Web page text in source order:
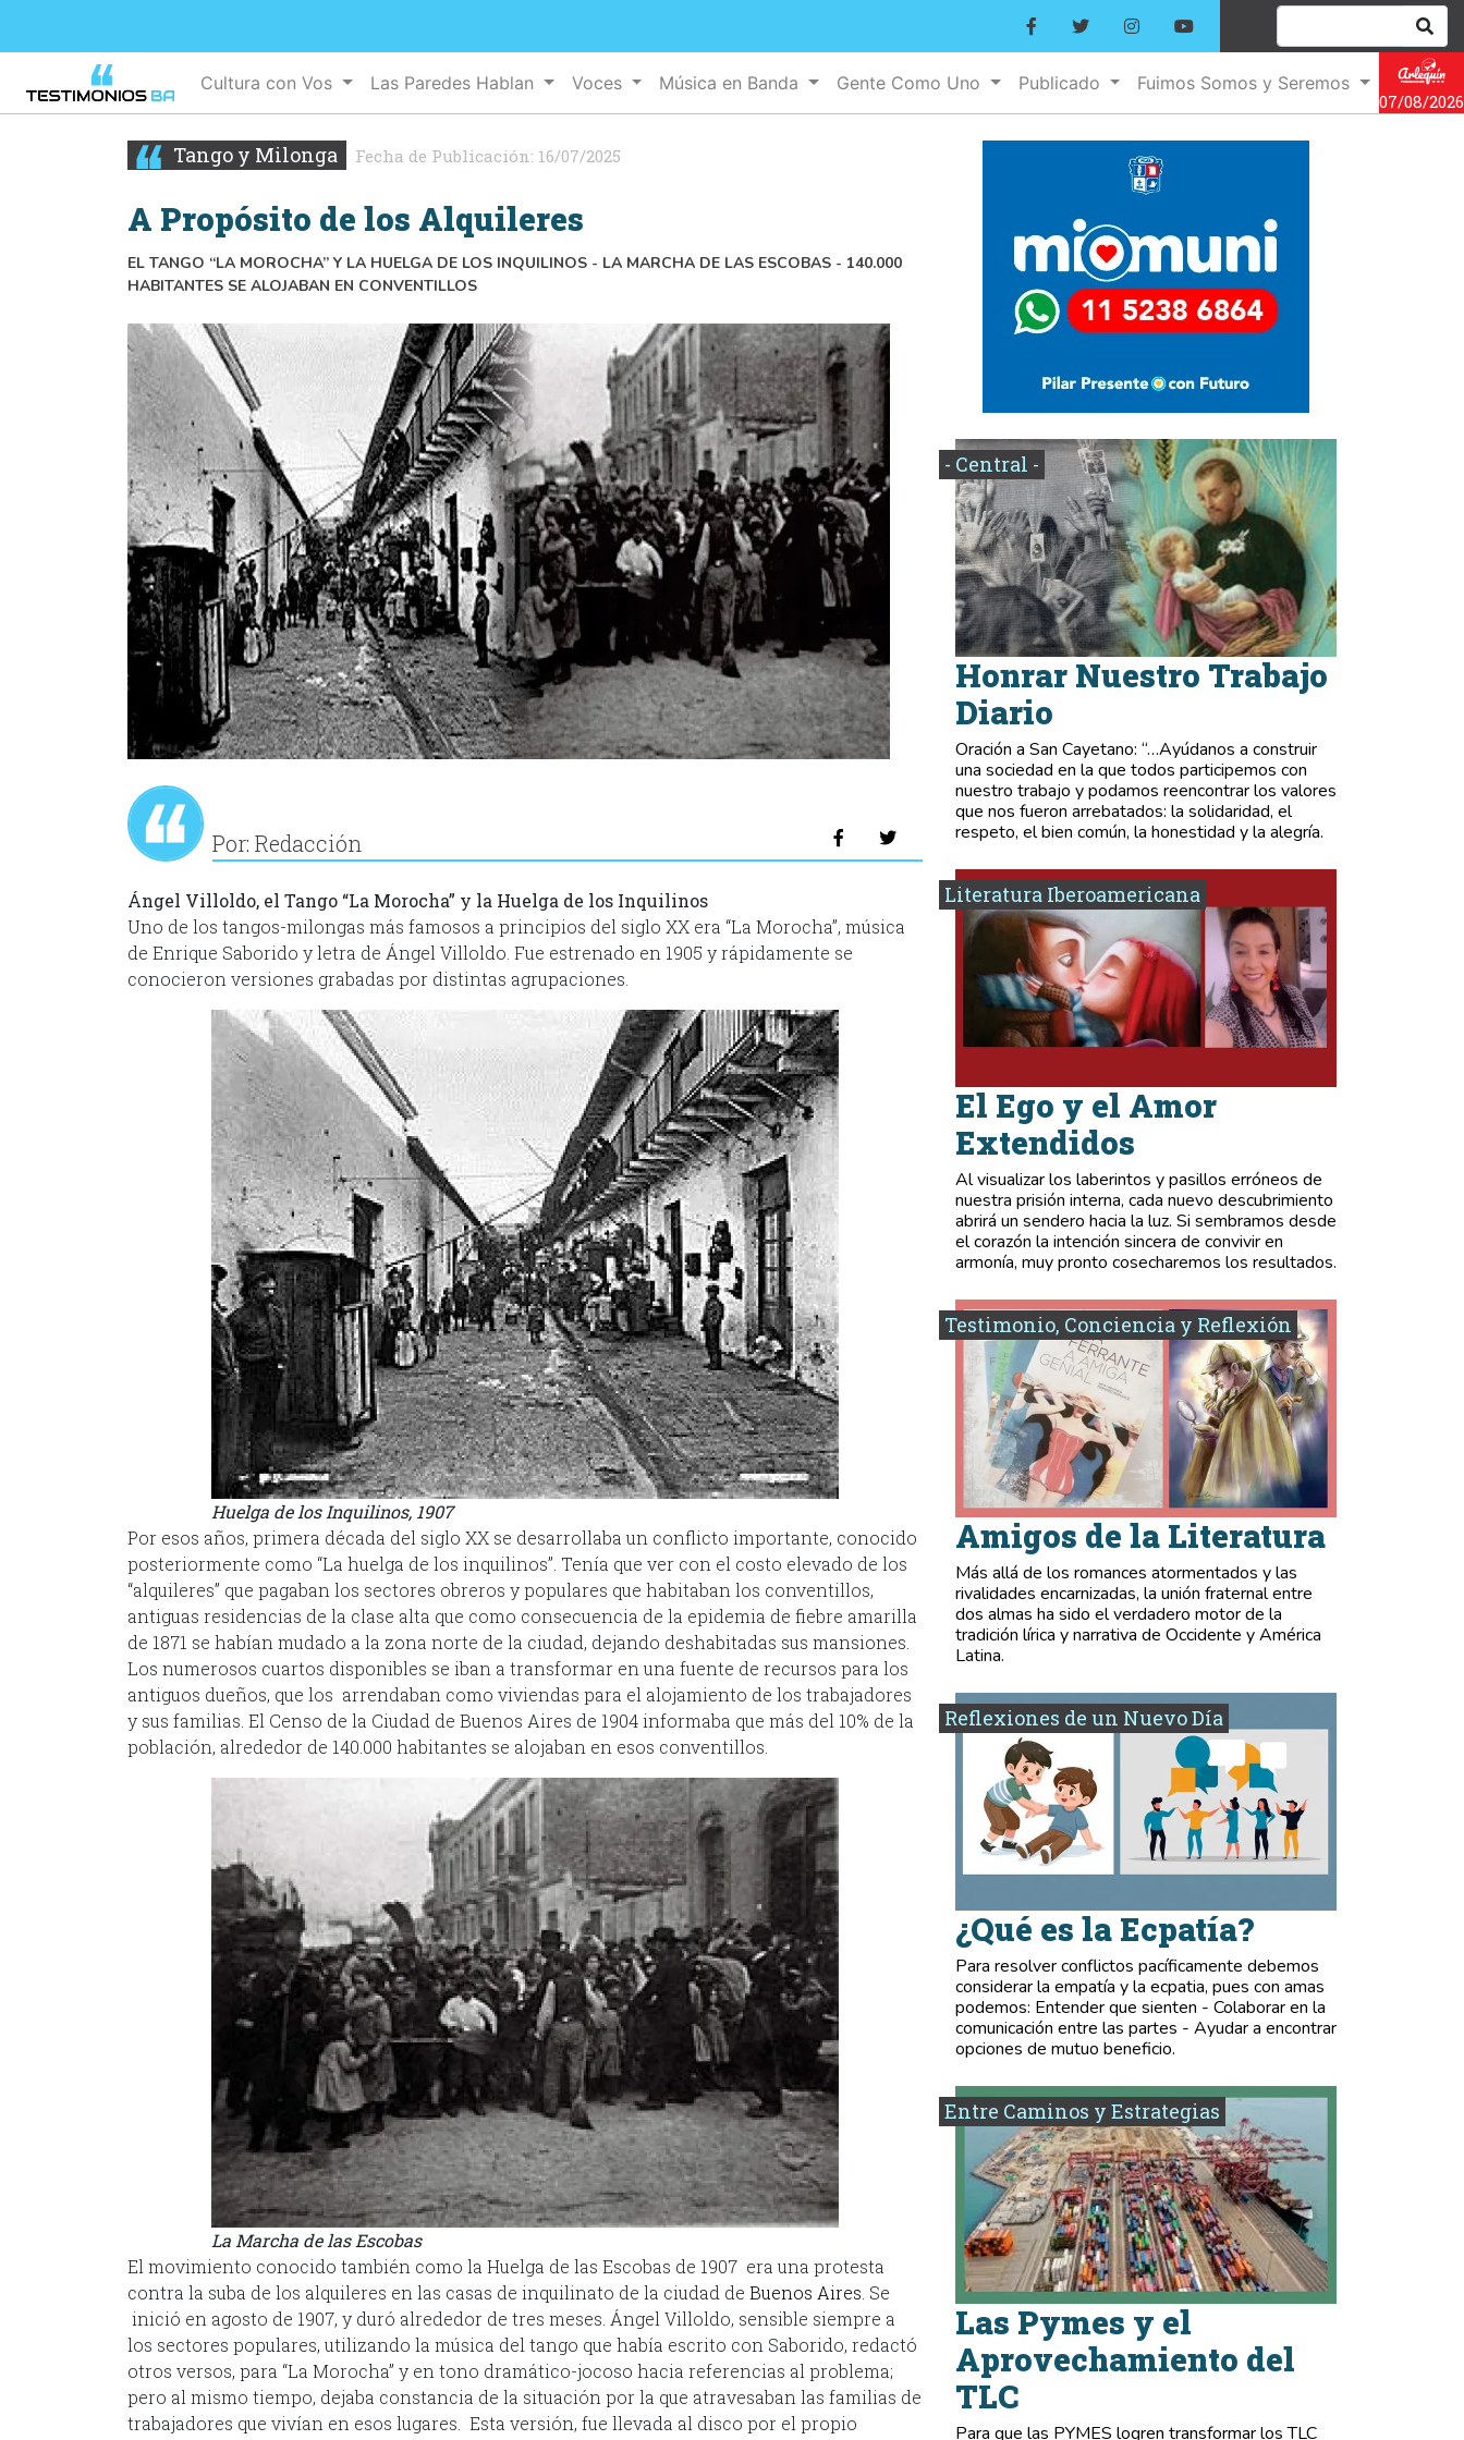
Cultura con Vos Las Paredes Hablan Voces Música en Banda Gente Como Uno Publicado
Fuimos Somos y Seremos
07/08/2026
Tango y Milonga Fecha de Publicación: 16/07/2025
A Propósito de los Alquileres
EL TANGO “LA MOROCHA” Y LA HUELGA DE LOS INQUILINOS - LA MARCHA DE LAS ESCOBAS - 140.000
HABITANTES SE ALOJABAN EN CONVENTILLOS
Por: Redacción
Ángel Villoldo, el Tango “La Morocha” y la Huelga de los Inquilinos
Uno de los tangos-milongas más famosos a principios del siglo XX era “La Morocha”, música
de Enrique Saborido y letra de Ángel Villoldo. Fue estrenado en 1905 y rápidamente se
conocieron versiones grabadas por distintas agrupaciones.
Huelga de los Inquilinos, 1907
Por esos años, primera década del siglo XX se desarrollaba un conflicto importante, conocido
posteriormente como “La huelga de los inquilinos”. Tenía que ver con el costo elevado de los
“alquileres” que pagaban los sectores obreros y populares que habitaban los conventillos,
antiguas residencias de la clase alta que como consecuencia de la epidemia de fiebre amarilla
de 1871 se habían mudado a la zona norte de la ciudad, dejando deshabitadas sus mansiones.
Los numerosos cuartos disponibles se iban a transformar en una fuente de recursos para los
antiguos dueños, que los arrendaban como viviendas para el alojamiento de los trabajadores
y sus familias. El Censo de la Ciudad de Buenos Aires de 1904 informaba que más del 10% de la
población, alrededor de 140.000 habitantes se alojaban en esos conventillos.
La Marcha de las Escobas
El movimiento conocido también como la Huelga de las Escobas de 1907 era una protesta
contra la suba de los alquileres en las casas de inquilinato de la ciudad de Buenos Aires . Se
inició en agosto de 1907, y duró alrededor de tres meses. Ángel Villoldo, sensible siempre a
los sectores populares, utilizando la música del tango que había escrito con Saborido, redactó
otros versos, para “La Morocha” y en tono dramático-jocoso hacia referencias al problema;
pero al mismo tiempo, dejaba constancia de la situación por la que atravesaban las familias de
trabajadores que vivían en esos lugares. Esta versión, fue llevada al disco por el propio
- Central -
Honrar Nuestro Trabajo
Diario
Oración a San Cayetano: “…Ayúdanos a construir
una sociedad en la que todos participemos con
nuestro trabajo y podamos reencontrar los valores
que nos fueron arrebatados: la solidaridad, el
respeto, el bien común, la honestidad y la alegría.
Literatura Iberoamericana
El Ego y el Amor
Extendidos
Al visualizar los laberintos y pasillos erróneos de
nuestra prisión interna, cada nuevo descubrimiento
abrirá un sendero hacia la luz. Si sembramos desde
el corazón la intención sincera de convivir en
armonía, muy pronto cosecharemos los resultados.
Testimonio, Conciencia y Reflexión
Amigos de la Literatura
Más allá de los romances atormentados y las
rivalidades encarnizadas, la unión fraternal entre
dos almas ha sido el verdadero motor de la
tradición lírica y narrativa de Occidente y América
Latina.
Reflexiones de un Nuevo Día
¿Qué es la Ecpatía?
Para resolver conflictos pacíficamente debemos
considerar la empatía y la ecpatia, pues con amas
podemos: Entender que sienten - Colaborar en la
comunicación entre las partes - Ayudar a encontrar
opciones de mutuo beneficio.
Entre Caminos y Estrategias
Las Pymes y el
Aprovechamiento del
TLC
Para que las PYMES logren transformar los TLC